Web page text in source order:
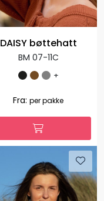
DAISY bøttehatt
BM 07-11C
+
Fra: per pakke